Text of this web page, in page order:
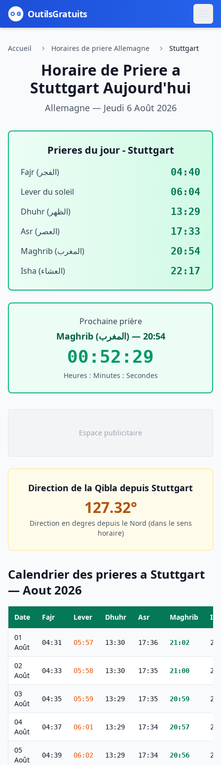
OutilsGratuits
Accueil Horaires de priere Allemagne Stuttgart
Horaire de Priere a
Stuttgart Aujourd'hui
Allemagne — Jeudi 6 Août 2026
Prieres du jour - Stuttgart
Fajr (الفجر) 04:40
Lever du soleil 06:04
Dhuhr (الظهر) 13:29
Asr (العصر) 17:33
Maghrib (المغرب) 20:54
Isha (العشاء) 22:17
Prochaine prière
Maghrib(المغرب) — 20:54
00:52:29
Heures : Minutes : Secondes
Espace publicitaire
Direction de la Qibla depuis Stuttgart
127.32°
Direction en degres depuis le Nord (dans le sens
horaire)
Calendrier des prieres a Stuttgart
— Aout 2026
Date Fajr Lever Dhuhr Asr Maghrib
01
Août
04:31 05:57 13:30 17:36 21:02
02
Août
04:33 05:58 13:30 17:35 21:00
03
Août
04:35 05:59 13:29 17:35 20:59
04
Août
04:37 06:01 13:29 17:34 20:57
05
Août
04:39 06:02 13:29 17:34 20:56